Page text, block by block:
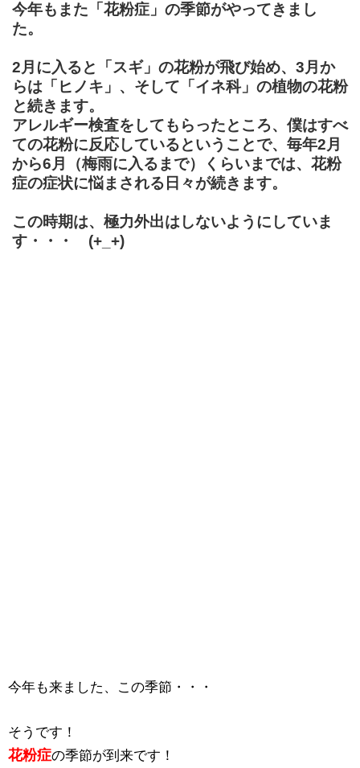
今年もまた「花粉症」の季節がやってきまし
た。
2月に入ると「スギ」の花粉が飛び始め、3月か
らは「ヒノキ」、そして「イネ科」の植物の花粉
と続きます。
アレルギー検査をしてもらったところ、僕はすべ
ての花粉に反応しているということで、毎年2月
から6月（梅雨に入るまで）くらいまでは、花粉
症の症状に悩まされる日々が続きます。
この時期は、極力外出はしないようにしていま
す・・・ (+_+)
今年も来ました、この季節・・・
そうです！
花粉症の季節が到来です！